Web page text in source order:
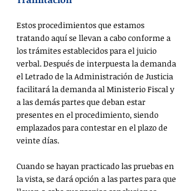
Estos procedimientos que estamos
tratando aquí se llevan a cabo conforme a
los trámites establecidos para el juicio
verbal. Después de interpuesta la demanda
el Letrado de la Administración de Justicia
facilitará la demanda al Ministerio Fiscal y
a las demás partes que deban estar
presentes en el procedimiento, siendo
emplazados para contestar en el plazo de
veinte días.
Cuando se hayan practicado las pruebas en
la vista, se dará opción a las partes para que